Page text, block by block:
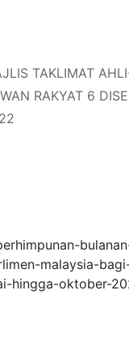
TAKLIMAT
RAKYAT 6